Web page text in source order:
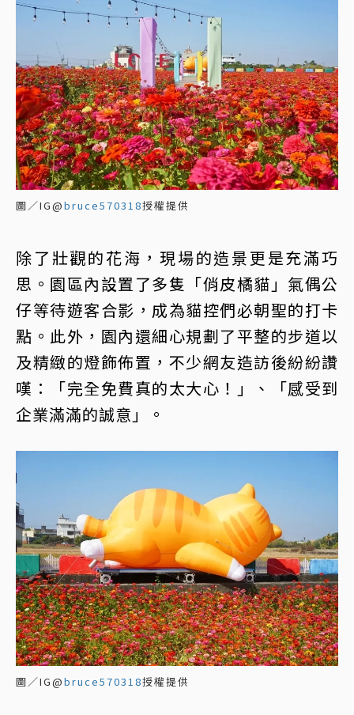
圖／IG@bruce570318授權提供
除了壯觀的花海，現場的造景更是充滿巧
思。園區內設置了多隻「俏皮橘貓」氣偶公
仔等待遊客合影，成為貓控們必朝聖的打卡
點。此外，園內還細心規劃了平整的步道以
及精緻的燈飾佈置，不少網友造訪後紛紛讚
嘆：「完全免費真的太大心！」、「感受到
企業滿滿的誠意」。
圖／IG@bruce570318授權提供